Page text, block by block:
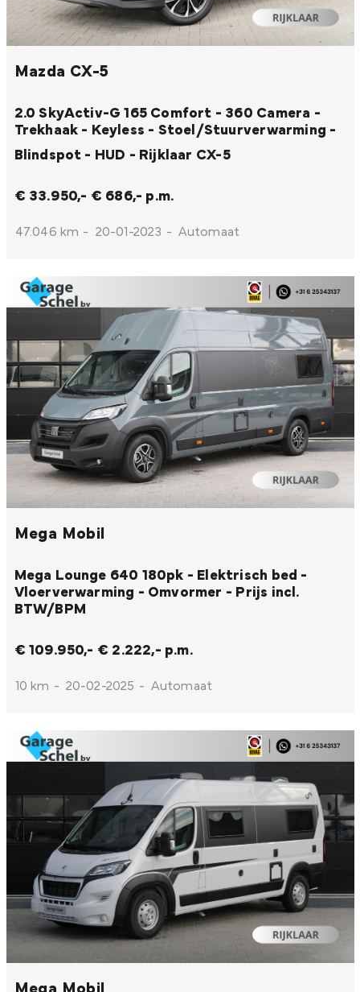
Mazda CX-5
2.0 SkyActiv-G 165 Comfort - 360 Camera -
Trekhaak - Keyless - Stoel/Stuurverwarming -
Blindspot - HUD - Rijklaar CX-5
€ 33.950,- € 686,- p.m.
47.046 km - 20-01-2023 - Automaat
Mega Mobil
Mega Lounge 640 180pk - Elektrisch bed -
Vloerverwarming - Omvormer - Prijs incl.
BTW/BPM
€ 109.950,- € 2.222,- p.m.
10 km - 20-02-2025 - Automaat